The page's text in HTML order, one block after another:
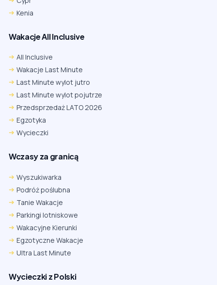
Kenia
Wakacje All Inclusive
All Inclusive
Wakacje Last Minute
Last Minute wylot jutro
Last Minute wylot pojutrze
Przedsprzedaż LATO 2026
Egzotyka
Wycieczki
Wczasy za granicą
Wyszukiwarka
Podróż poślubna
Tanie Wakacje
Parkingi lotniskowe
Wakacyjne Kierunki
Egzotyczne Wakacje
Ultra Last Minute
Wycieczki z Polski